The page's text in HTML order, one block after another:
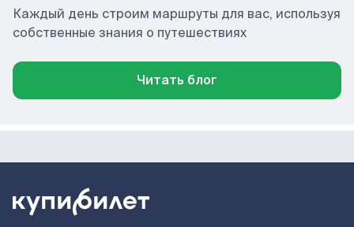
Каждый день строим маршруты для вас, используя
собственные знания о путешествиях
Читать блог